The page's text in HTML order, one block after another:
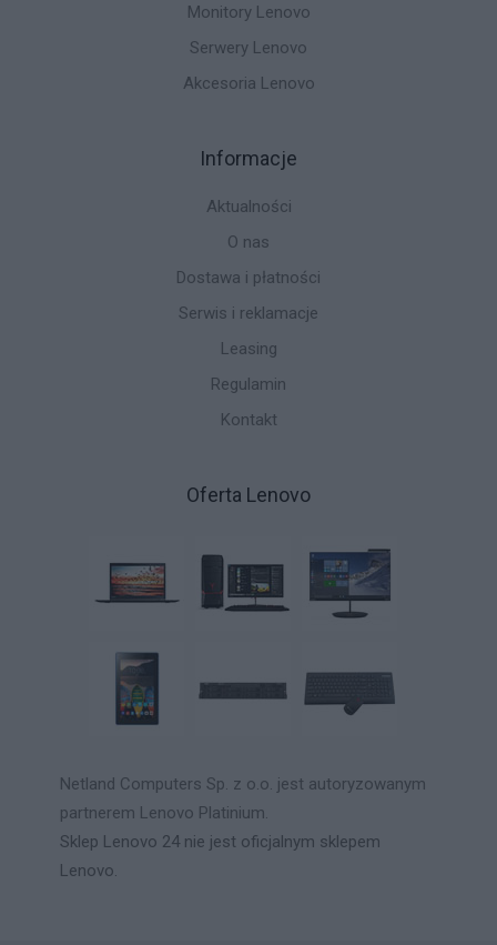
Monitory Lenovo
Serwery Lenovo
Akcesoria Lenovo
Informacje
Aktualności
O nas
Dostawa i płatności
Serwis i reklamacje
Leasing
Regulamin
Kontakt
Oferta Lenovo
Netland Computers Sp. z o.o. jest autoryzowanym
partnerem Lenovo Platinium.
Sklep Lenovo 24 nie jest oficjalnym sklepem
Lenovo.